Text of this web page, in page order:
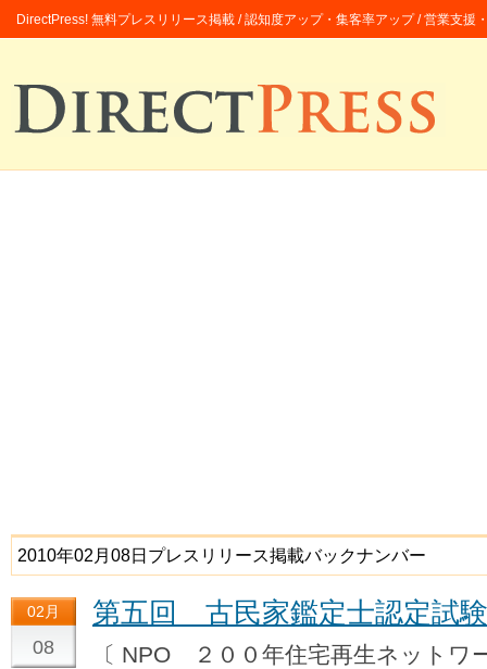
DirectPress! 無料プレスリリース掲載 / 認知度アップ・集客率アップ / 営業支援
2010年02月08日プレスリリース掲載バックナンバー
02月
08
第五回 古民家鑑定士認定試
〔 NPO ２００年住宅再生ネット